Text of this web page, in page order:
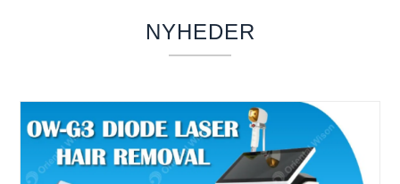
NYHEDER